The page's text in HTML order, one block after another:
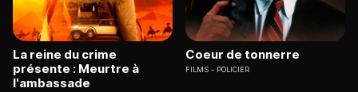
La reine du crime
présente : Meurtre à
l'ambassade
Coeur de tonnerre
FILMS POLICIER